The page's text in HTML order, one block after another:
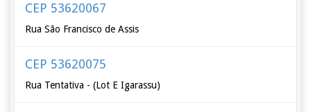
CEP 53620067
Rua São Francisco de Assis
CEP 53620075
Rua Tentativa - (Lot E Igarassu)